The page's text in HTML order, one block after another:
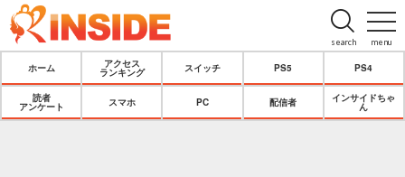
menu
search
ホーム
アクセス
ランキング
スイッチ PS5 PS4
読者
アンケート
スマホ PC 配信者
インサイドちゃ
ん